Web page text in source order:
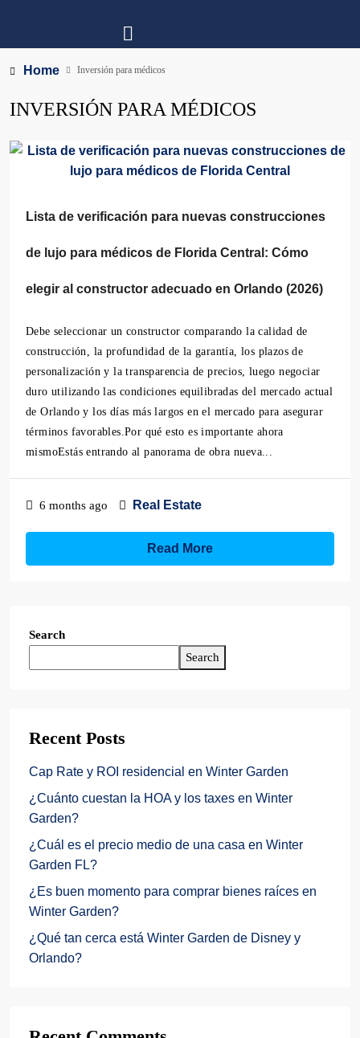
Home Inversión para médicos
INVERSIÓN PARA MÉDICOS
Lista de verificación para nuevas construcciones
de lujo para médicos de Florida Central: Cómo
elegir al constructor adecuado en Orlando (2026)
Debe seleccionar un constructor comparando la calidad de
construcción, la profundidad de la garantía, los plazos de
personalización y la transparencia de precios, luego negociar
duro utilizando las condiciones equilibradas del mercado actual
de Orlando y los días más largos en el mercado para asegurar
términos favorables.Por qué esto es importante ahora
mismoEstás entrando al panorama de obra nueva...
6 months ago Real Estate
Read More
Search
Search
Recent Posts
Cap Rate y ROI residencial en Winter Garden
¿Cuánto cuestan la HOA y los taxes en Winter
Garden?
¿Cuál es el precio medio de una casa en Winter
Garden FL?
¿Es buen momento para comprar bienes raíces en
Winter Garden?
¿Qué tan cerca está Winter Garden de Disney y
Orlando?